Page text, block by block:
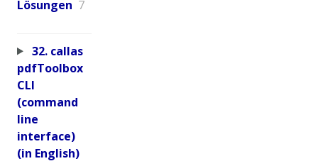
Lösungen 7
32. callas
pdfToolbox
CLI
(command
line
interface)
(in English)